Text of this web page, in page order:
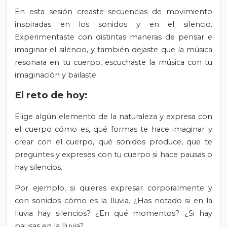
En esta sesión creaste secuencias de movimiento
inspiradas en los sonidos y en el silencio.
Experimentaste con distintas maneras de pensar e
imaginar el silencio, y también dejaste que la música
resonara en tu cuerpo, escuchaste la música con tu
imaginación y bailaste.
El reto de hoy:
Elige algún elemento de la naturaleza y expresa con
el cuerpo cómo es, qué formas te hace imaginar y
crear con el cuerpo, qué sonidos produce, que te
preguntes y expreses con tu cuerpo si hace pausas o
hay silencios.
Por ejemplo, si quieres expresar corporalmente y
con sonidos cómo es la lluvia. ¿Has notado si en la
lluvia hay silencios? ¿En qué momentos? ¿Si hay